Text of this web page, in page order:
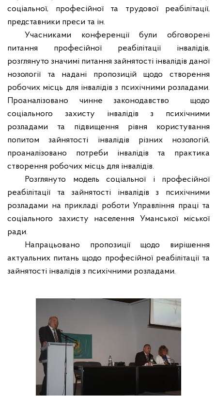
соціальної, професійної та трудової реабілітації,
представники преси та ін.
Учасниками конференції були обговорені
питання професійної реабілітації інвалідів,
розглянуто значимі питання зайнятості інвалідів даної
нозології та надані пропозицій щодо створення
робочих місць для інвалідів з психічними розладами.
Проаналізовано чинне законодавство
щодо
соціального захисту інвалідів з психічними
розладами та підвищення рівня користування
попитом зайнятості інвалідів різних нозологій,
проаналізовано потреби інвалідів та практика
створення робочих місць для інвалідів.
Розглянуто модель соціальної і професійної
реабілітації та зайнятості інвалідів з психічними
розладами на прикладі роботи Управління праці та
соціального захисту населення Уманської міської
ради.
Напрацьовано пропозиції щодо вирішення
актуальних питань щодо професійної реабілітації та
зайнятості інвалідів з психічними розладами.